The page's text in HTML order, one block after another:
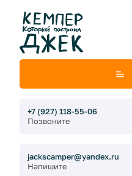
+7 (927) 118-55-06
Позвоните
jackscamper@yandex.ru
Напишите